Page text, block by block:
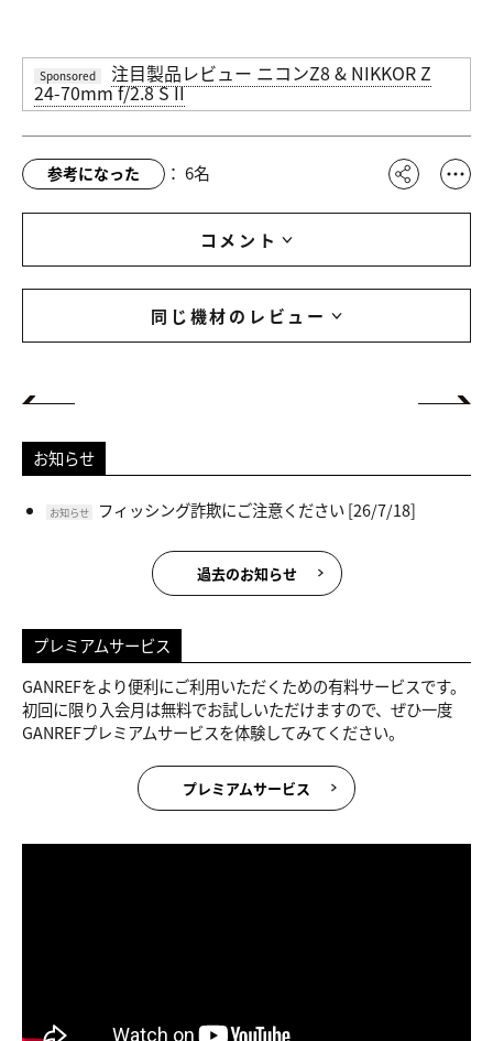
Sponsored 注目製品レビュー ニコンZ8 & NIKKOR Z
24-70mm f/2.8 S II
参考になった ： 6名
コメント
同じ機材のレビュー
お知らせ
お知らせ フィッシング詐欺にご注意ください[26/7/18]
過去のお知らせ
プレミアムサービス
GANREFをより便利にご利用いただくための有料サービスです。
初回に限り入会月は無料でお試しいただけますので、ぜひ一度
GANREFプレミアムサービスを体験してみてください。
プレミアムサービス